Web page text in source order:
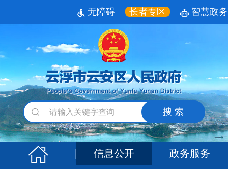
无障碍 长者专区 智慧政务
搜 索
信息公开 政务服务